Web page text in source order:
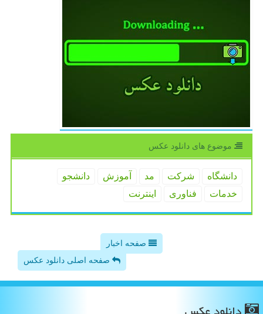
موضوع های دانلود عكس
دانشگاه شركت مد آموزش
دانشجو
خدمات
فناوری اینترنت
صفحه اخبار
صفحه اصلی دانلود عکس